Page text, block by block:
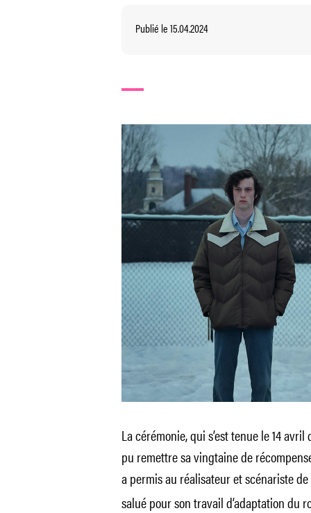
Publié le 15.04.2024
La cérémonie, qui s’est tenue le 14
pu remettre sa vingtaine de
a permis au réalisateur et scénariste de
salué pour son travail d’adaptation du